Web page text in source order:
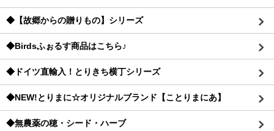
◆【故郷からの贈りもの】シリーズ
◆Birdsふぉるす商品はこちら♪
◆ドイツ直輸入！とりきち横丁シリーズ
◆NEW!とりまに☆オリジナルブランド【ことりまにあ】
◆無農薬の穂・シード・ハーブ